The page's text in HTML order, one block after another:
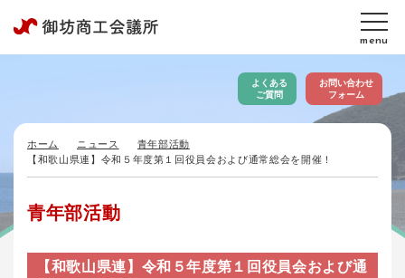
menu
よくある
ご質問
お問い合わせ
フォーム
ホーム ニュース
青年部活動
【和歌山県連】令和５年度第１回役員会および通常総会を開催！
青年部活動
【和歌山県連】令和５年度第１回役員会および通